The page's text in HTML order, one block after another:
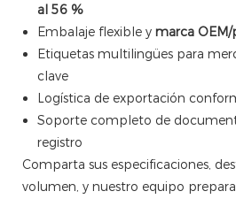
al 56 %
Embalaje flexible y marca OEM/
Etiquetas multilingües para
clave
Logística de exportación
Soporte completo de
registro
Comparta sus especificaciones,
volumen, y nuestro equipo